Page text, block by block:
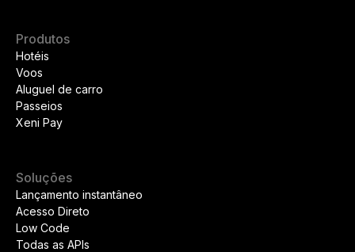
Produtos
Hotéis
Voos
Aluguel de carro
Passeios
Xeni Pay
Soluções
Lançamento instantâneo
Acesso Direto
Low Code
Todas as APIs